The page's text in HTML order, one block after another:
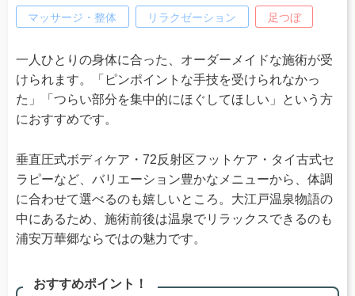
マッサージ・整体 リラクゼーション 足つぼ
一人ひとりの身体に合った、オーダーメイドな施術が受
けられます。「ピンポイントな手技を受けられなかっ
た」「つらい部分を集中的にほぐしてほしい」という方
におすすめです。
垂直圧式ボディケア・72反射区フットケア・タイ古式セ
ラピーなど、バリエーション豊かなメニューから、体調
に合わせて選べるのも嬉しいところ。大江戸温泉物語の
中にあるため、施術前後は温泉でリラックスできるのも
浦安万華郷ならではの魅力です。
おすすめポイント！